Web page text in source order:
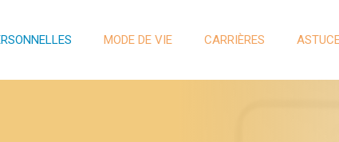
MODE DE VIE CARRIÈRES